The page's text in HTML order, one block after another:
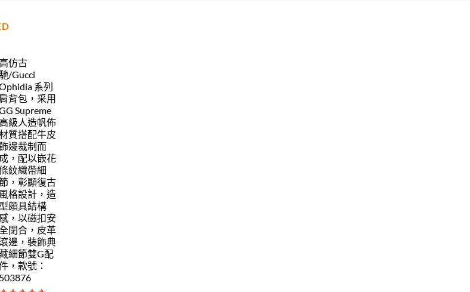
高仿古
馳/Gucci
系列
肩背包，采用
Supreme
高級人造帆佈
質搭配牛皮
邊裁制而
成，配以嵌花
紋織帶細
，彰顯復古
風格設計，造
型頗具結構
感，以磁扣安
閉合，皮革
邊，裝飾典
細節雙G配
，款號：
503876